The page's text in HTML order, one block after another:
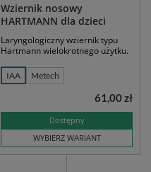
Wziernik nosowy
HARTMANN dla dzieci
Laryngologiczny wziernik typu
Hartmann wielokrotnego użytku.
IAA Metech
Dostępny
WYBIERZ WARIANT
61,00 zł